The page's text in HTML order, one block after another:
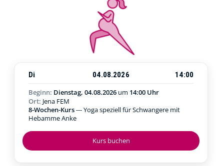
Kurs buchen
Di 04.08.2026
14:00
Beginn: Dienstag, 04.08.2026 um 14:00 Uhr
Ort: Jena FEM
8-Wochen-Kurs--- Yoga speziell für Schwangere mit
Hebamme Anke